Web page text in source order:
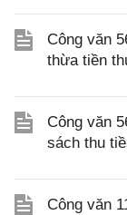
Công văn
thừa tiền
Công văn
sách thu
Công văn